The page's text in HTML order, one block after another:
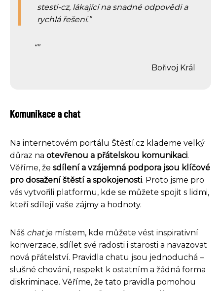
stesti-cz, lákající na snadné odpovědi a
rychlá řešení.
Bořivoj Král
Komunikace a chat
Na internetovém portálu Štěstí.cz klademe velký
důraz na otevřenou a přátelskou komunikaci.
Věříme, že sdílení a vzájemná podpora jsou klíčové
pro dosažení štěstí a spokojenosti. Proto jsme pro
vás vytvořili platformu, kde se můžete spojit s lidmi,
kteří sdílejí vaše zájmy a hodnoty.
Náš chatje místem, kde můžete vést inspirativní
konverzace, sdílet své radosti i starosti a navazovat
nová přátelství. Pravidla chatu jsou jednoduchá –
slušné chování, respekt k ostatním a žádná forma
diskriminace. Věříme, že tato pravidla pomohou